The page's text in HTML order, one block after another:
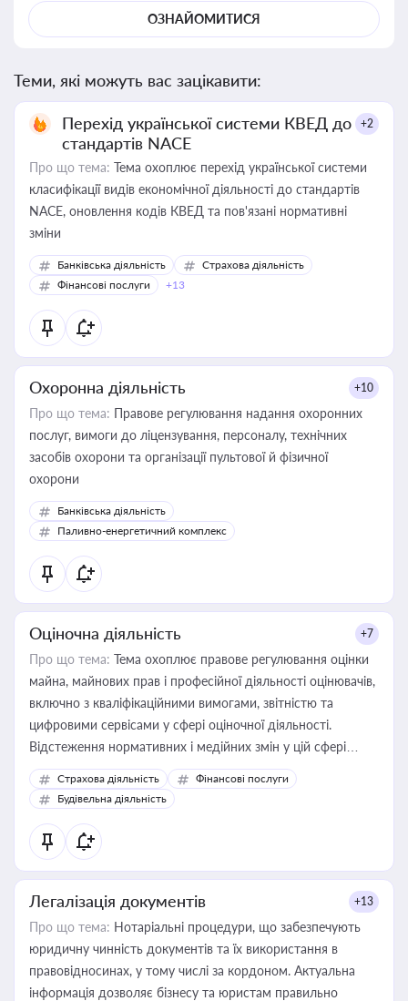
ОЗНАЙОМИТИСЯ
Теми, які можуть вас зацікавити:
Перехід української системи КВЕД до
стандартів NACE
+2
Про що тема: Тема охоплює перехід української системи
класифікації видів економічної діяльності до стандартів
NACE, оновлення кодів КВЕД та пов'язані нормативні
зміни
Банківська діяльність
Страхова діяльність
Фінансові послуги
+13
Охоронна діяльність +10
Про що тема: Правове регулювання надання охоронних
послуг, вимоги до ліцензування, персоналу, технічних
засобів охорони та організації пультової й фізичної
охорони
Банківська діяльність
Паливно-енергетичний комплекс
Оціночна діяльність +7
Про що тема: Тема охоплює правове регулювання оцінки
майна, майнових прав і професійної діяльності оцінювачів,
включно з кваліфікаційними вимогами, звітністю та
цифровими сервісами у сфері оціночної діяльності.
Відстеження нормативних і медійних змін у цій сфері
корисне для власника бізнесу, керівника, юриста або
бухгалтера під час оподаткування, приватизації, оренди
державного майна, корпоративних угод і перевірки
статусу суб'єктів оціночної діяльності
Страхова діяльність
Фінансові послуги
Будівельна діяльність
Легалізація документів +13
Про що тема: Нотаріальні процедури, що забезпечують
юридичну чинність документів та їх використання в
правовідносинах, у тому числі за кордоном. Актуальна
інформація дозволяє бізнесу та юристам правильно